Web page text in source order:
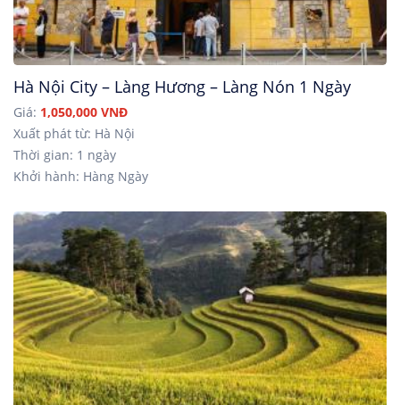
Hà Nội City – Làng Hương – Làng Nón 1 Ngày
Giá: 1,050,000 VNĐ
Xuất phát từ: Hà Nội
Thời gian: 1 ngày
Khởi hành: Hàng Ngày